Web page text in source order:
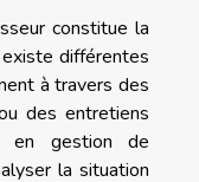
constitue la
différentes
à travers des
des entretiens
en gestion de
la situation